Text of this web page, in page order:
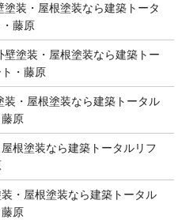
装・屋根塗装なら建築トータ
藤原
塗装・屋根塗装なら建築トー
・藤原
・屋根塗装なら建築トータル
原
根塗装なら建築トータルリフ
・屋根塗装なら建築トータル
原